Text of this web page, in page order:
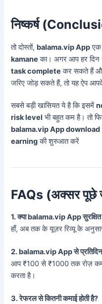
निष्कर्ष
तो दोस्तों, balama.vip Appएक
kamane का। अगर आप हर दिन
task complete कर सकते हैं
जरिए जोड़ सकते हैं, तो यह ऐप
सबसे बड़ी खासियत ये है कि इसमें
risk level भी बहुत कम है। तो
balama.vip App download
earningकी शुरुआत करें
FAQs (अक्सर पूछे
1. क्या balama.vip App
हाँ, अब तक के यूज़र रिव्यू के
2. balama.vip App से प्रतिदिन
आप ₹100 से ₹1000 तक रोज़ कमा
करता है।
3. रेफरल से कितनी कमाई होती है?